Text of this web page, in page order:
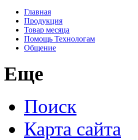
Главная
Продукция
Товар месяца
Помощь Технологам
Общение
Еще
Поиск
Карта сайта